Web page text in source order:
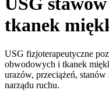
tkanek
USG fizjoterapeutyczne
obwodowych i tkanek
urazów, przeciążeń,
narządu ruchu.